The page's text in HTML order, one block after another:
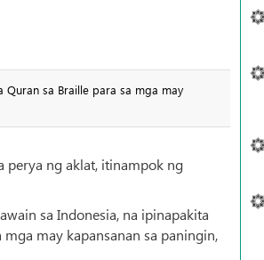
Quran sa Braille para sa mga may
perya ng aklat, itinampok ng
sa Indonesia, na ipinapakita
may kapansanan sa paningin,